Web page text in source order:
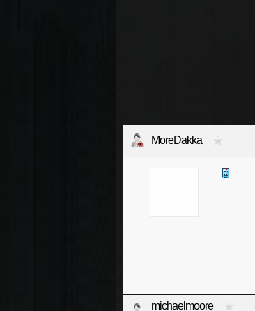
MoreDakka
michaelmoore